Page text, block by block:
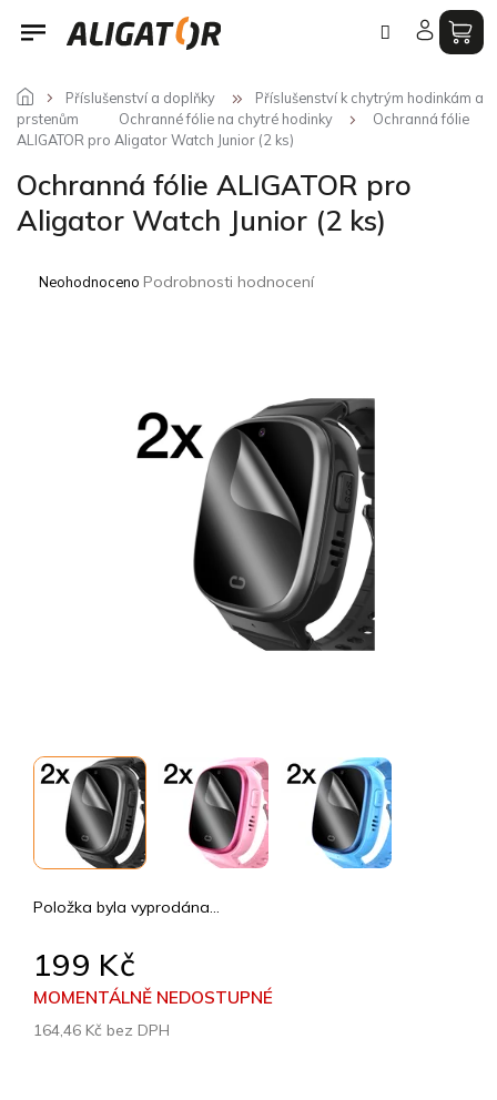
Přejít
Příslušenství a doplňky
Příslušenství k chytrým hodinkám a
prstenům
Ochranné fólie na chytré hodinky
Ochranná fólie
ALIGATOR pro Aligator Watch Junior (2 ks)
Ochranná fólie ALIGATOR pro
Aligator Watch Junior (2 ks)
Průměrné
Neohodnoceno Podrobnosti hodnocení
199 Kč
MOMENTÁLNĚ NEDOSTUPNÉ
164,46 Kč bez DPH
Položka byla vyprodána…